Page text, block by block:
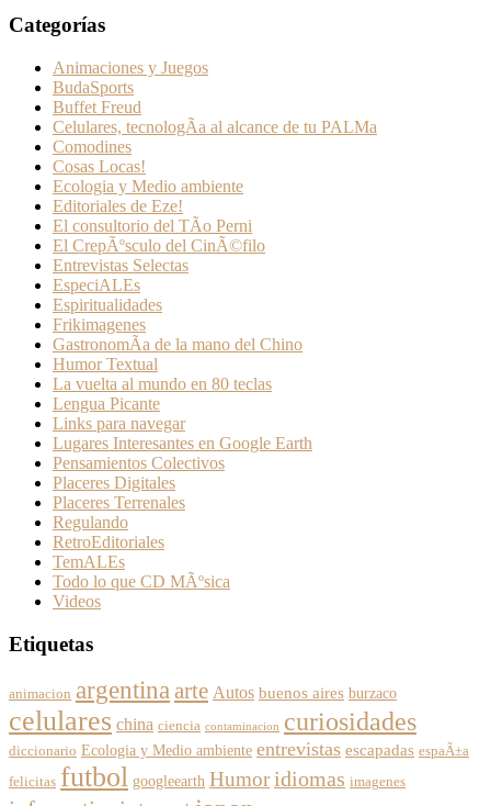
Categorías
Animaciones y Juegos
BudaSports
Buffet Freud
Celulares, tecnologÃ­a al alcance de tu PALMa
Comodines
Cosas Locas!
Ecologia y Medio ambiente
Editoriales de Eze!
El consultorio del TÃ­o Perni
El CrepÃºsculo del CinÃ©filo
Entrevistas Selectas
EspeciALEs
Espiritualidades
Frikimagenes
GastronomÃ­a de la mano del Chino
Humor Textual
La vuelta al mundo en 80 teclas
Lengua Picante
Links para navegar
Lugares Interesantes en Google Earth
Pensamientos Colectivos
Placeres Digitales
Placeres Terrenales
Regulando
RetroEditoriales
TemALEs
Todo lo que CD MÃºsica
Videos
Etiquetas
animacion argentinaarte Autos buenos aires burzaco
celulares china ciencia contaminacion curiosidades
diccionario Ecologia y Medio ambiente entrevistas escapadas espaÃ±a
felicitas futbol googleearth Humoridiomas imagenes